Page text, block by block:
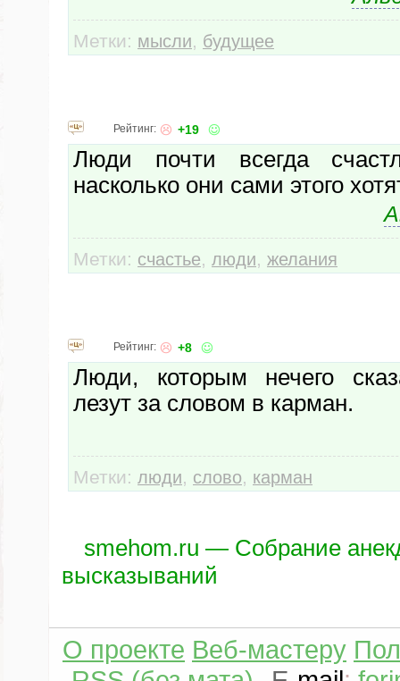
Метки: мысли, будущее
Рейтинг: +19
Люди почти всегда
насколько они сами этого
Метки: счастье, люди, желания
Рейтинг: +8
Люди, которым нечего
лезут за словом в карман.
Метки: люди, слово, карман
smehom.ru — Собрание
высказываний
О проекте Веб-мастеру